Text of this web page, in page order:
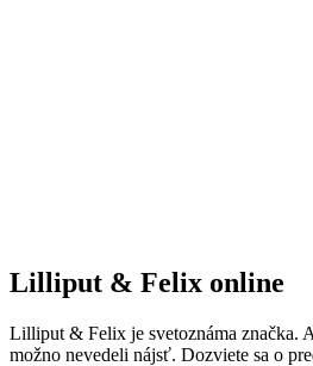
Lilliput & Felix online
Lilliput & Felix je svetoznáma značka.
možno nevedeli nájsť. Dozviete sa o